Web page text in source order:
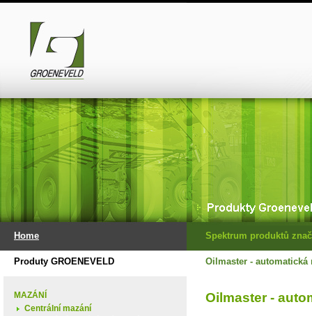
Home Spektrum produktů
Produty GROENEVELD Oilmaster -
MAZÁNÍ
Centrální mazání
Oilmaster -